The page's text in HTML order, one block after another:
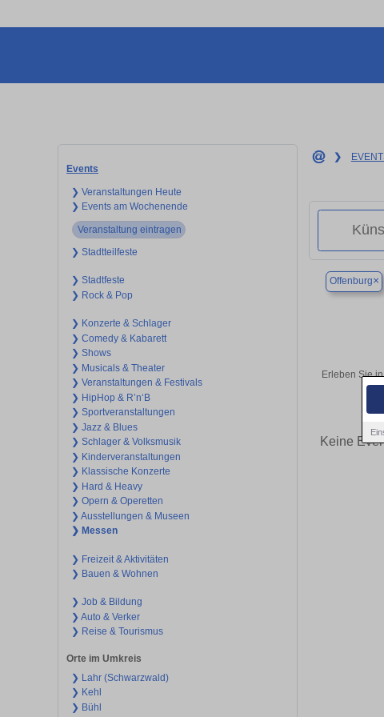
Events
❯ Veranstaltungen Heute
❯ Events am Wochenende
Veranstaltung eintragen
❯ Stadtteilfeste
❯ Stadtfeste
❯ Rock & Pop
❯ Konzerte & Schlager
❯ Comedy & Kabarett
❯ Shows
❯ Musicals & Theater
❯ Veranstaltungen & Festivals
❯ HipHop & R’n‘B
❯ Sportveranstaltungen
❯ Jazz & Blues
❯ Schlager & Volksmusik
❯ Kinderveranstaltungen
❯ Klassische Konzerte
❯ Hard & Heavy
❯ Opern & Operetten
❯ Ausstellungen & Museen
❯ Messen
❯ Freizeit & Aktivitäten
❯ Bauen & Wohnen
❯ Job & Bildung
❯ Auto & Verker
❯ Reise & Tourismus
Orte im Umkreis
❯ Lahr (Schwarzwald)
❯ Kehl
❯ Bühl
❯
Offenburg×
Erleben Sie
Keine